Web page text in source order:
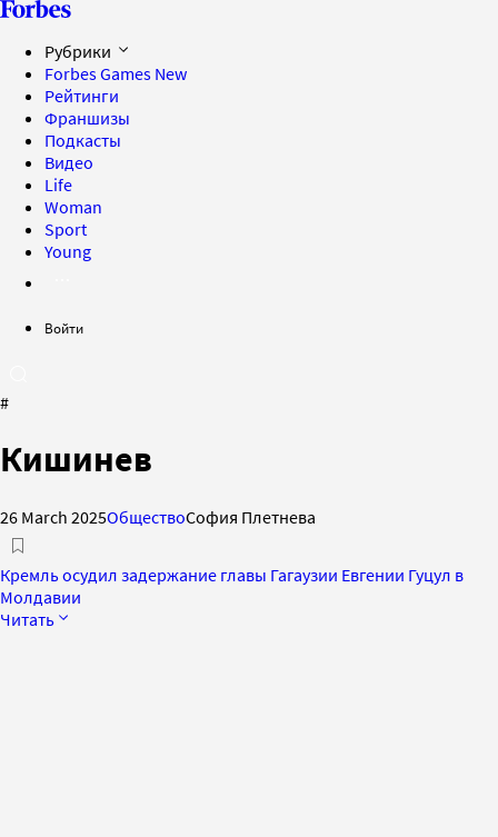
Рубрики
Forbes Games New
Рейтинги
Франшизы
Подкасты
Видео
Life
Woman
Sport
Young
Войти
#
Кишинев
26 March 2025ОбществоСофия Плетнева
Кремль осудил задержание главы Гагаузии Евгении Гуцул в
Молдавии
Читать